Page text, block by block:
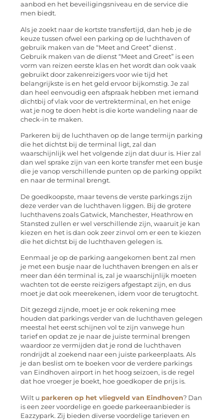
aanbod en het beveiligingsniveau en de service die
men biedt.
Als je zoekt naar de kortste transfertijd, dan heb je de
keuze tussen ofwel een parking op de luchthaven of
gebruik maken van de “Meet and Greet” dienst .
Gebruik maken van de dienst “Meet and Greet” is een
vorm van reizen eerste klas en het wordt dan ook vaak
gebruikt door zakenreizigers voor wie tijd het
belangrijkste is en het geld ervoor bijkomstig. Je zal
dan heel eenvoudig een afspraak hebben met iemand
dichtbij of vlak voor de vertrekterminal, en het enige
wat je nog te doen hebt is die korte wandeling naar de
check-in te maken.
Parkeren bij de luchthaven op de lange termijn parking
die het dichtst bij de terminal ligt, zal dan
waarschijnlijk wel het volgende zijn dat duur is. Hier zal
dan wel sprake zijn van een korte transfer met een busje
die je vanop verschillende punten op de parking oppikt
en naar de terminal brengt.
De goedkoopste, maar tevens de verste parkings zijn
deze verder van de luchthaven liggen. Bij de grotere
luchthavens zoals Gatwick, Manchester, Heathrow en
Stansted zullen er wel verschillende zijn, waaruit je kan
kiezen en het is dan ook zeer zinvol om er een te kiezen
die het dichtst bij de luchthaven gelegen is.
Eenmaal je op de parking aangekomen bent zal men
je met een busje naar de luchthaven brengen en als er
meer dan één terminal is, zal je waarschijnlijk moeten
wachten tot de eerste reizigers afgestapt zijn, en dus
moet je dat ook meerekenen, idem voor de terugtocht.
Dit gezegd zijnde, moet je er ook rekening mee
houden dat parkings verder van de luchthaven gelegen
meestal het eerst schijnen vol te zijn vanwege hun
tarief en opdat ze je naar de juiste terminal brengen
waardoor ze vermijden dat je rond de luchthaven
rondrijdt al zoekend naar een juiste parkeerplaats. Als
je dan beslist om te boeken voor de verdere parkings
van Eindhoven airport in het hoog seizoen, is de regel
dat hoe vroeger je boekt, hoe goedkoper de prijs is.
Wilt u parkeren op het vliegveld van Eindhoven? Dan
is een zeer voordelige en goede parkeeraanbieder is
Eazzypark. Zij bieden diverse voordelige tarieven en